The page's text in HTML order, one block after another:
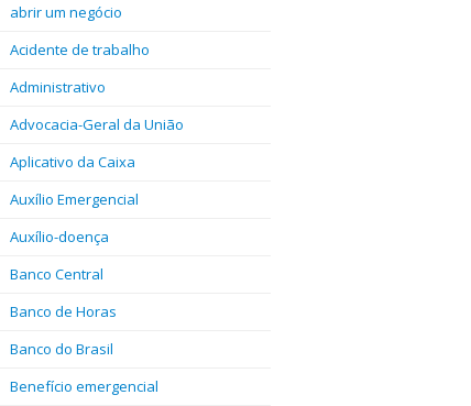
abrir um negócio
Acidente de trabalho
Administrativo
Advocacia-Geral da União
Aplicativo da Caixa
Auxílio Emergencial
Auxílio-doença
Banco Central
Banco de Horas
Banco do Brasil
Benefício emergencial